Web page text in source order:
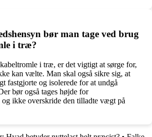
bør man tage ved brug
i træ?
i træ, er det vigtigt at sørge for,
kan vælte. Man skal også sikre sig, at
fastgjorte og isolerede for at undgå
bør også tages højde for
og ikke overskride den tilladte vægt på